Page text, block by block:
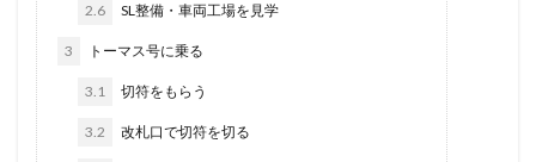
2.6 SL整備・車両工場を見学
3 トーマス号に乗る
3.1 切符をもらう
3.2 改札口で切符を切る